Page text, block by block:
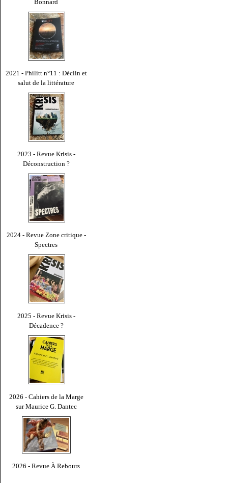
Bonnard
2021 - Philitt n°11 : Déclin et
salut de la littérature
2023 - Revue Krisis -
Déconstruction ?
2024 - Revue Zone critique -
Spectres
2025 - Revue Krisis -
Décadence ?
2026 - Cahiers de la Marge
sur Maurice G. Dantec
2026 - Revue À Rebours